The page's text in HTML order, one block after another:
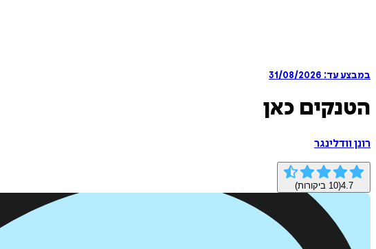
במבצע עד: 31/08/2026
הטנקים כאן
רונן וודלינגר
4.7
(
10 ביקורות)